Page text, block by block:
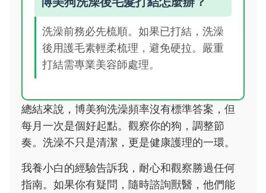
洗澡前務必先梳順。如果已打結，洗澡
後用護毛素輕柔梳理，避免硬拉。嚴重
打結需專業美容師處理。
總結來說，博美狗洗澡頻率沒有標準答案，但
每月一次是個好起點。觀察你的狗，調整節
奏。洗澡不只是清潔，更是健康護理的一環。
我養小白的經驗告訴我，耐心和觀察勝過任何
指南。如果你有疑問，隨時諮詢獸醫，他們能